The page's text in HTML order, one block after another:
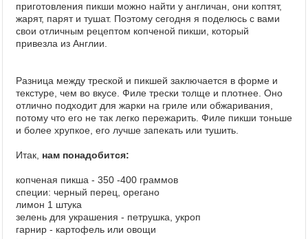
приготовления пикши можно найти у англичан, они коптят,
жарят, парят и тушат. Поэтому сегодня я поделюсь с вами
свои отличным рецептом копченой пикши, который
привезла из Англии.
Разница между треской и пикшей заключается в форме и
текстуре, чем во вкусе. Филе трески толще и плотнее. Оно
отлично подходит для жарки на гриле или обжаривания,
потому что его не так легко пережарить. Филе пикши тоньше
и более хрупкое, его лучше запекать или тушить.
Итак, нам понадобится:
копченая пикша - 350 -400 граммов
специи: черный перец, орегано
лимон 1 штука
зелень для украшения - петрушка, укроп
гарнир - картофель или овощи